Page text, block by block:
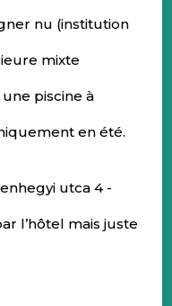
nu (institution
mixte
piscine à
en été.
utca 4 -
l’hôtel mais juste